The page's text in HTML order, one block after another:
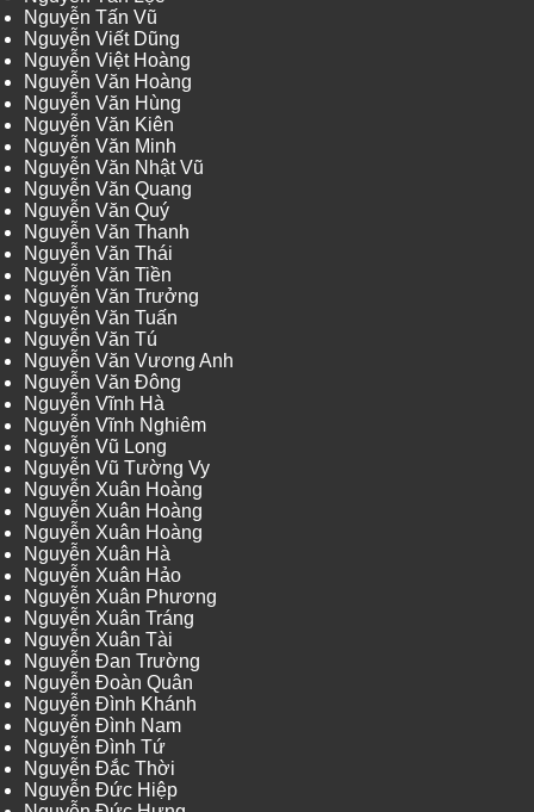
Nguyễn Tấn Vũ
Nguyễn Viết Dũng
Nguyễn Việt Hoàng
Nguyễn Văn Hoàng
Nguyễn Văn Hùng
Nguyễn Văn Kiên
Nguyễn Văn Minh
Nguyễn Văn Nhật Vũ
Nguyễn Văn Quang
Nguyễn Văn Quý
Nguyễn Văn Thanh
Nguyễn Văn Thái
Nguyễn Văn Tiền
Nguyễn Văn Trưởng
Nguyễn Văn Tuấn
Nguyễn Văn Tú
Nguyễn Văn Vương Anh
Nguyễn Văn Đông
Nguyễn Vĩnh Hà
Nguyễn Vĩnh Nghiêm
Nguyễn Vũ Long
Nguyễn Vũ Tường Vy
Nguyễn Xuân Hoàng
Nguyễn Xuân Hoàng
Nguyễn Xuân Hoàng
Nguyễn Xuân Hà
Nguyễn Xuân Hảo
Nguyễn Xuân Phương
Nguyễn Xuân Tráng
Nguyễn Xuân Tài
Nguyễn Đan Trường
Nguyễn Đoàn Quân
Nguyễn Đình Khánh
Nguyễn Đình Nam
Nguyễn Đình Tứ
Nguyễn Đắc Thời
Nguyễn Đức Hiệp